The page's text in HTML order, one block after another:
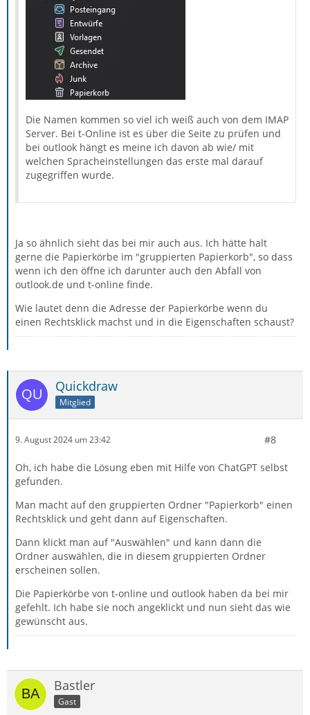
Die Namen kommen so viel ich weiß auch von dem IMAP
Server. Bei t-Online ist es über die Seite zu prüfen und
bei outlook hängt es meine ich davon ab wie/ mit
welchen Spracheinstellungen das erste mal darauf
zugegriffen wurde.
Ja so ähnlich sieht das bei mir auch aus. Ich hätte halt
gerne die Papierkörbe im "gruppierten Papierkorb", so dass
wenn ich den öffne ich darunter auch den Abfall von
outlook.de und t-online finde.
Wie lautet denn die Adresse der Papierkörbe wenn du
einen Rechtsklick machst und in die Eigenschaften schaust?
Quickdraw
Mitglied
9. August 2024 um 23:42 #8
Oh, ich habe die Lösung eben mit Hilfe von ChatGPT selbst
gefunden.
Man macht auf den gruppierten Ordner "Papierkorb" einen
Rechtsklick und geht dann auf Eigenschaften.
Dann klickt man auf "Auswählen" und kann dann die
Ordner auswählen, die in diesem gruppierten Ordner
erscheinen sollen.
Die Papierkörbe von t-online und outlook haben da bei mir
gefehlt. Ich habe sie noch angeklickt und nun sieht das wie
gewünscht aus.
Bastler
Gast